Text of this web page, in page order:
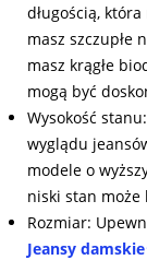
długością,
masz szczupłe
masz krągłe
mogą być
Wysokość
wyglądu
modele o
niski stan
Rozmiar:
Jeansy damskie